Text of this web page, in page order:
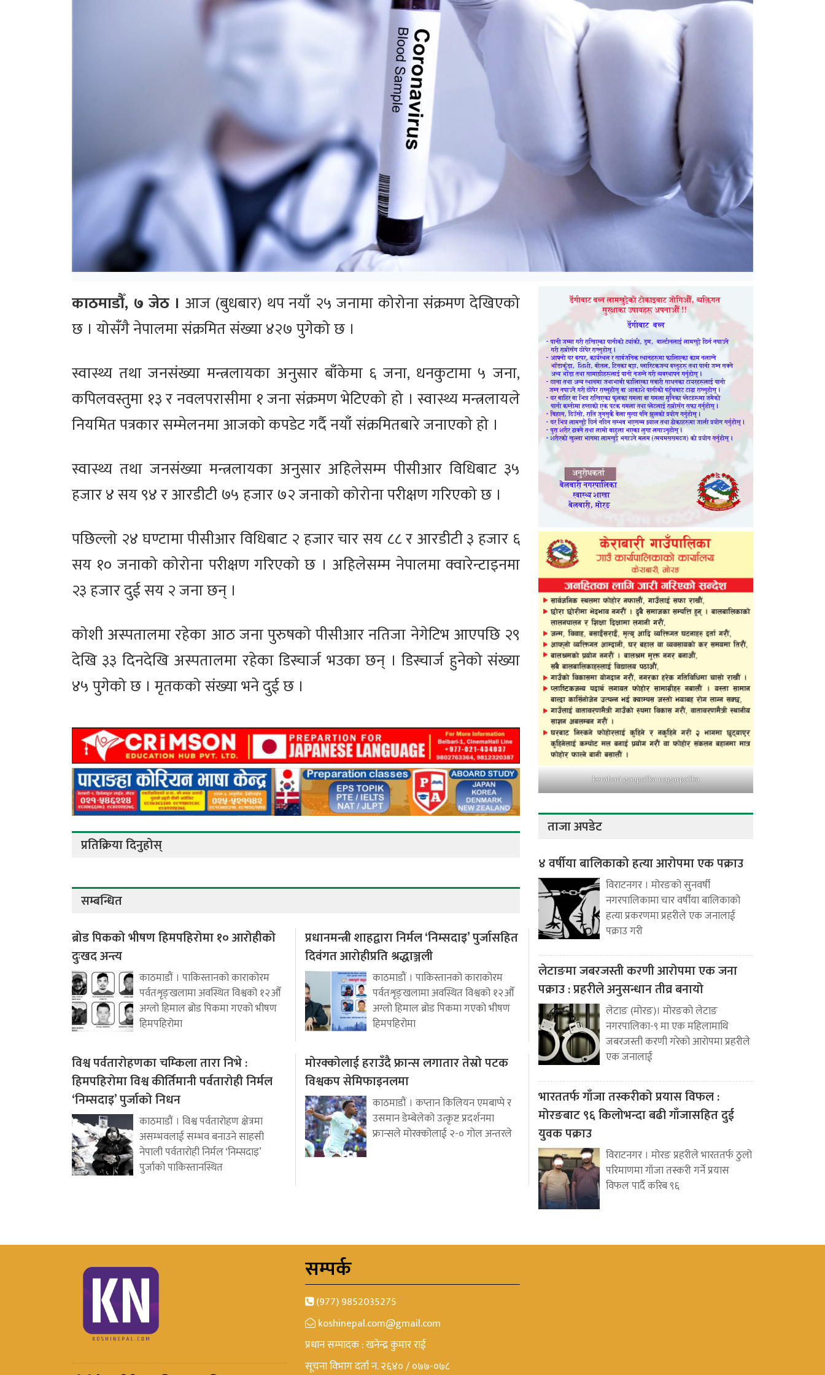
काठमाडौँ, ७ जेठ । आज (बुधबार) थप नयाँ २५ जनामा कोरोना संक्रमण देखिएको
छ । योसँगै नेपालमा संक्रमित संख्या ४२७ पुगेको छ ।
स्वास्थ्य तथा जनसंख्या मन्त्रलायका अनुसार बाँकेमा ६ जना, धनकुटामा ५ जना,
कपिलवस्तुमा १३ र नवलपरासीमा १ जना संक्रमण भेटिएको हो । स्वास्थ्य मन्त्रलायले
नियमित पत्रकार सम्मेलनमा आजको कपडेट गर्दै नयाँ संक्रमितबारे जनाएको हो ।
स्वास्थ्य तथा जनसंख्या मन्त्रलायका अनुसार अहिलेसम्म पीसीआर विधिबाट ३५
हजार ४ सय ९४ र आरडीटी ७५ हजार ७२ जनाको कोरोना परीक्षण गरिएको छ ।
पछिल्लो २४ घण्टामा पीसीआर विधिबाट २ हजार चार सय ८८ र आरडीटी ३ हजार ६
सय १० जनाको कोरोना परीक्षण गरिएको छ । अहिलेसम्म नेपालमा क्वारेन्टाइनमा
२३ हजार दुई सय २ जना छन् ।
कोशी अस्पतालमा रहेका आठ जना पुरुषको पीसीआर नतिजा नेगेटिभ आएपछि २९
देखि ३३ दिनदेखि अस्पतालमा रहेका डिस्चार्ज भउका छन् । डिस्चार्ज हुनेको संख्या
४५ पुगेको छ । मृतकको संख्या भने दुई छ ।
प्रतिक्रिया दिनुहोस्
सम्बन्धित
ब्रोड पिकको भीषण हिमपहिरोमा १० आरोहीको
दुःखद अन्त्य
काठमाडौं । पाकिस्तानको काराकोरम
पर्वतशृङ्खलामा अवस्थित विश्वको १२औँ
अग्लो हिमाल ब्रोड पिकमा गएको भीषण
हिमपहिरोमा
प्रधानमन्त्री शाहद्वारा निर्मल ‘निम्सदाइ’ पुर्जासहित
दिवंगत आरोहीप्रति श्रद्धाञ्जली
काठमाडौं । पाकिस्तानको काराकोरम
पर्वतशृङ्खलामा अवस्थित विश्वको १२औँ
अग्लो हिमाल ब्रोड पिकमा गएको भीषण
हिमपहिरोमा
विश्व पर्वतारोहणका चम्किला तारा निभे :
हिमपहिरोमा विश्व कीर्तिमानी पर्वतारोही निर्मल
‘निम्सदाइ’ पुर्जाको निधन
काठमाडौं । विश्व पर्वतारोहण क्षेत्रमा
असम्भवलाई सम्भव बनाउने साहसी
नेपाली पर्वतारोही निर्मल ‘निम्सदाइ’
पुर्जाको पाकिस्तानस्थित
मोरक्कोलाई हराउँदै फ्रान्स लगातार तेस्रो पटक
विश्वकप सेमिफाइनलमा
काठमाडौं । कप्तान किलियन एमबाप्पे र
उसमान डेम्बेलेको उत्कृष्ट प्रदर्शनमा
फ्रान्सले मोरक्कोलाई २-० गोल अन्तरले
kerabari gaupalika nagarpalika
ताजा अपडेट
४ वर्षीया बालिकाको हत्या आरोपमा एक पक्राउ
विराटनगर । मोरङको सुनवर्षी
नगरपालिकामा चार वर्षीया बालिकाको
हत्या प्रकरणमा प्रहरीले एक जनालाई
पक्राउ गरी
लेटाङमा जबरजस्ती करणी आरोपमा एक जना
पक्राउ : प्रहरीले अनुसन्धान तीव्र बनायो
लेटाङ (मोरङ)। मोरङको लेटाङ
नगरपालिका-९ मा एक महिलामाथि
जबरजस्ती करणी गरेको आरोपमा प्रहरीले
एक जनालाई
भारततर्फ गाँजा तस्करीको प्रयास विफल :
मोरङबाट ९६ किलोभन्दा बढी गाँजासहित दुई
युवक पक्राउ
विराटनगर । मोरङ प्रहरीले भारततर्फ ठुलो
परिमाणमा गाँजा तस्करी गर्ने प्रयास
विफल पार्दै करिब ९६
सम्पर्क
(977) 9852035275
koshinepal.com@gmail.com
प्रधान सम्पादक : खनेन्द्र कुमार राई
सूचना विभाग दर्ता न. २६४० / ०७७-०७८